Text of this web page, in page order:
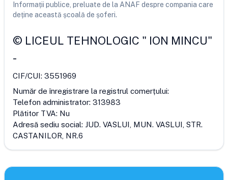
Informații publice, preluate de la ANAF despre compania care
deține această școală de șoferi.
© LICEUL TEHNOLOGIC " ION MINCU"
-
CIF/CUI: 3551969
Număr de înregistrare la registrul comerțului:
Telefon administrator: 313983
Plătitor TVA: Nu
Adresă sediu social: JUD. VASLUI, MUN. VASLUI, STR.
CASTANILOR, NR.6